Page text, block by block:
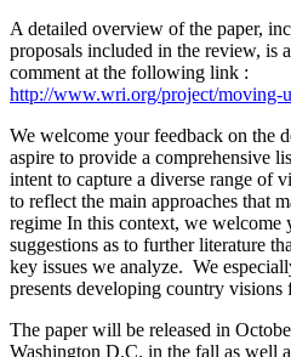
A detailed overview of the paper,
proposals included in the review, is
comment at the following link :
http://www.wri.org/project/moving-
We welcome your feedback on the
aspire to provide a comprehensive
intent to capture a diverse range of
to reflect the main approaches that
regime In this context, we welcome
suggestions as to further literature
key issues we analyze. We
presents developing country
The paper will be released in
Washington D.C. in the fall as well